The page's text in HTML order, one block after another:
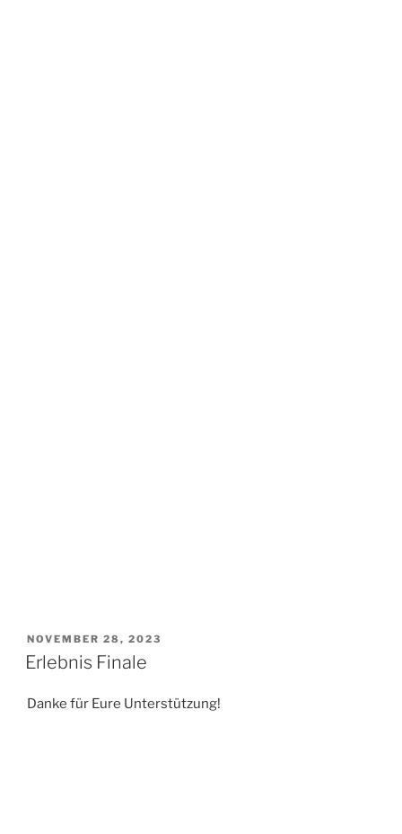
VERÖFFENTLICHT
AM
NOVEMBER 28, 2023
Erlebnis Finale
Danke für Eure Unterstützung!